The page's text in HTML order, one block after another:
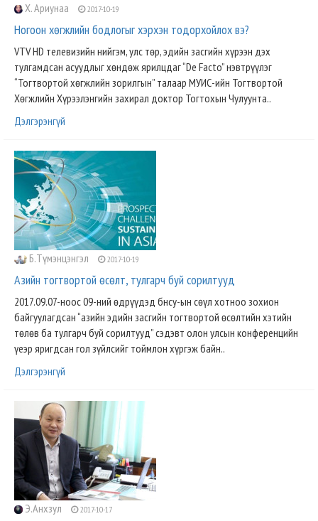
Х. Ариунаа 2017-10-19
Ногоон хөгжлийн бодлогыг хэрхэн тодорхойлох вэ?
VTV HD телевизийн нийгэм, улс төр, эдийн засгийн хүрээн дэх
тулгамдсан асуудлыг хөндөж ярилцдаг “De Facto” нэвтрүүлэг
“Тогтвортой хөгжлийн зорилгын” талаар МУИС-ийн Тогтвортой
Хөгжлийн Хүрээлэнгийн захирал доктор Тогтохын Чулуунта..
Дэлгэрэнгүй
Б.Түмэнцэнгэл 2017-10-19
Азийн тогтвортой өсөлт, тулгарч буй сорилтууд
2017.09.07-ноос 09-ний өдрүүдэд бнсу-ын сөүл хотноо зохион
байгуулагдсан “азийн эдийн засгийн тогтвортой өсөлтийн хэтийн
төлөв ба тулгарч буй сорилтууд” сэдэвт олон улсын конференцийн
үеэр яригдсан гол зүйлсийг тоймлон хүргэж байн..
Дэлгэрэнгүй
Э.Анхзул 2017-10-17